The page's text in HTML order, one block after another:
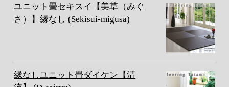
ユニット畳セキスイ【美草（みぐ
さ）】縁なし (Sekisui-migusa)
縁なしユニット畳ダイケン【清